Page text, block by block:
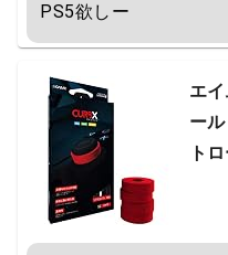
PS5欲しー
エ
ー
ト